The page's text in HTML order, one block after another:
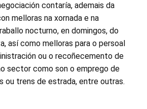
contaría, ademais da
melloras na xornada e na
nocturno, en domingos, do
así como melloras para o persoal
ou o recoñecemento de
sector como son o emprego de
ou trens de estrada, entre outras.